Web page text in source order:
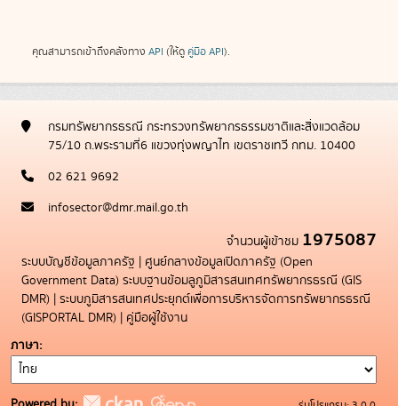
คุณสามารถเข้าถึงคลังทาง API (ให้ดู คู่มือ API).
กรมทรัพยากรธรณี กระทรวงทรัพยากรธรรมชาติและสิ่งแวดล้อม
75/10 ถ.พระรามที่6 แขวงทุ่งพญาไท เขตราชเทวี กทม. 10400
02 621 9692
infosector@dmr.mail.go.th
จำนวนผู้เข้าชม 1975087
ระบบบัญชีข้อมูลภาครัฐ | ศูนย์กลางข้อมูลเปิดภาครัฐ (Open
Government Data) ระบบฐานข้อมลูภูมิสารสนเทศทรัพยากรธรณี (GIS
DMR) | ระบบภูมิสารสนเทศประยุกต์เพื่อการบริหารจัดการทรัพยากรธรณี
(GISPORTAL DMR) | คู่มือผู้ใช้งาน
ภาษา